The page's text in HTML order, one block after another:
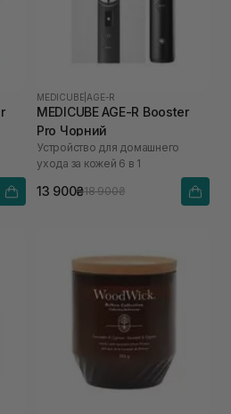
MEDICUBE AGE-R
MEDICUBE AGE-R Booster
Pro Чорний
Устройство для домашнего
ухода за кожей 6 в 1
13 900₴18 900₴